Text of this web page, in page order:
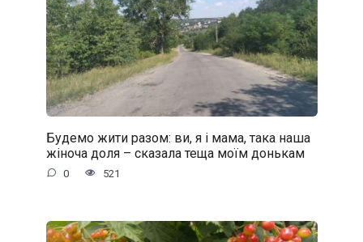
Будемо жити разом: ви, я і мама, така наша
жіноча доля – сказала теща моїм донькам
0 521